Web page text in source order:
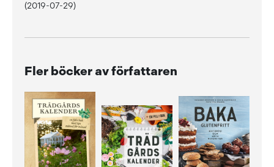
(2019-07-29)
Fler böcker av författaren